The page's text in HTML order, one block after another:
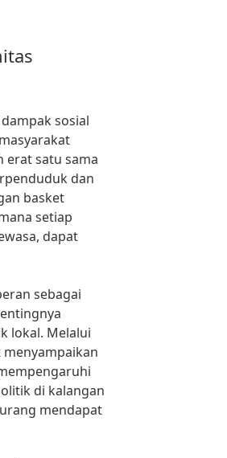
sosial
erat satu sama
dan
basket
setiap
dapat
sebagai
lokal. Melalui
di kalangan
mendapat